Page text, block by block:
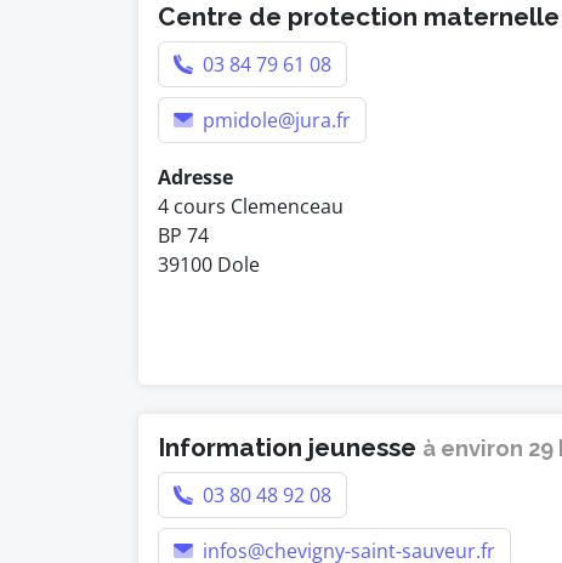
Centre de protection
03 84 79 61 08
pmidole@jura.fr
Adresse
4 cours Clemenceau
BP 74
39100 Dole
Information jeunesse à environ 29
03 80 48 92 08
infos@chevigny-saint-sauveur.fr